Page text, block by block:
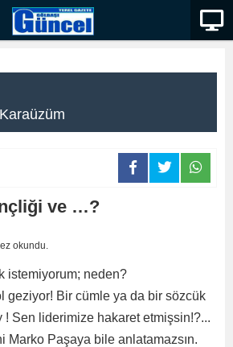
ve …?
okundu.
istemiyorum; neden?
geziyor! Bir cümle ya da bir sözcük
! Sen liderimize hakaret etmişsin!?...
Marko Paşaya bile anlatamazsın.